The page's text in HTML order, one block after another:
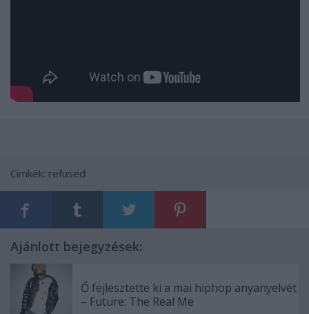
Címkék: refused
Ajánlott bejegyzések:
Ő fejlesztette ki a mai hiphop anyanyelvét
– Future: The Real Me